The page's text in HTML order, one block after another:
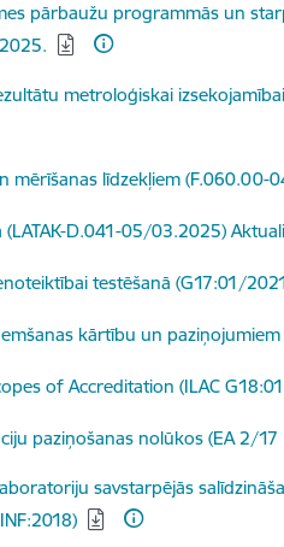
pārbaužu programmās un
metroloģiskai
mērīšanas līdzekļiem (F.060.00-
D.041-05/03.2025)
testēšanā (G17:01/
kārtību un
of Accreditation (ILAC
paziņošanas nolūkos (EA 2/
savstarpējās